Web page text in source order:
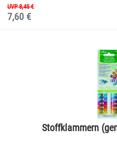
UVP 8,45 €
7,60 €
Stoffklammern